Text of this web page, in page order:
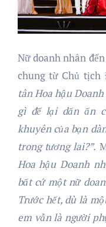
Nữ doanh nhân
chung từ Chủ tịch
tân Hoa hậu
gì để lại dấn ấn
khuyên của bạn
trong tương lai?”.
Hoa hậu Doanh
bất cứ một nữ
Trước hết, dù là
em vẫn là người